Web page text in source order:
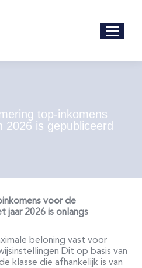
top-inkomens
2026 is gepubliceerd
voor de
jaar 2026 is onlangs
beloning vast voor
Dit op basis van
klasse die afhankelijk is van